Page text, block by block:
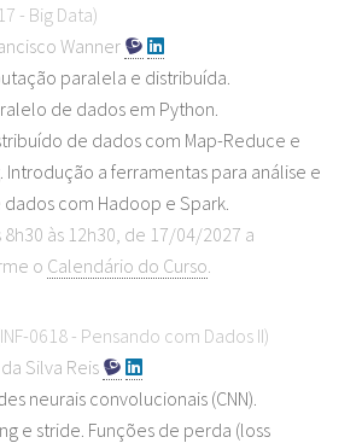
- Big Data)
Wanner
paralela e distribuída.
de dados em Python.
de dados com Map-Reduce e
Introdução a ferramentas para análise e
com Hadoop e Spark.
8h30 às 12h30, de 17/04/2027 a
o Calendário do Curso
0618 - Pensando com Dados II)
Silva Reis
neurais convolucionais (CNN).
e stride. Funções de perda (loss